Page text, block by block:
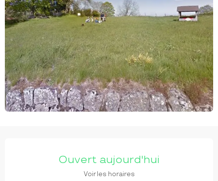
Ouvert aujourd'hui
Voir les horaires